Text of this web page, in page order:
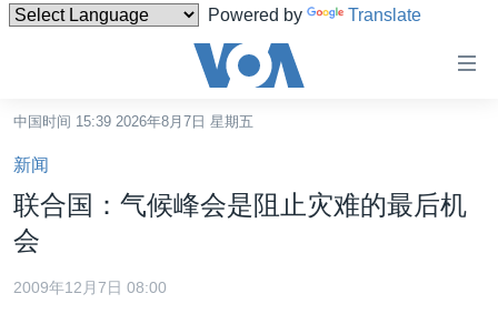
Powered by Translate
碍
链
接
跳
转
内
中国
中国时间 15:39 2026年8月7日 星期五
新闻
联合国：气候峰会是阻止灾难的最后机
会
2009年12月7日 08:00